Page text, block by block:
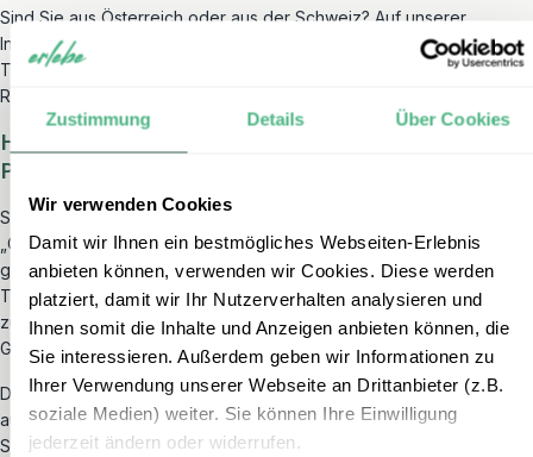
Zustimmung Details Über Cookies
Wir verwenden Cookies
Damit wir Ihnen ein bestmögliches Webseiten-Erlebnis
anbieten können, verwenden wir Cookies. Diese werden
platziert, damit wir Ihr Nutzerverhalten analysieren und
Ihnen somit die Inhalte und Anzeigen anbieten können, die
Sie interessieren. Außerdem geben wir Informationen zu
Ihrer Verwendung unserer Webseite an Drittanbieter (z.B.
soziale Medien) weiter. Sie können Ihre Einwilligung
jederzeit ändern oder widerrufen.
Sind Sie aus Österreich oder aus der Schweiz? Auf unserer
Infoseite für
finden Sie weitere
Tipps und Hinweise zu den Themen Sicherungsschein,
Reiseversicherung, Visum, Flüge und Bezahlung Ihrer Reise.
Hinweis auf die neue Online-Streitbeilegungs-
Plattform der EU (kurz: „OS-Plattform“)
Seit kurzem hat die neue Online-Streitbeilegungs-Plattform, kurz:
„OS-Plattform“, ihren Betrieb aufgenommen. Diese Plattform kann
genutzt werden, um Verbrauchern sowie auch Unternehmen der
Touristik-Branche eine Möglichkeit der alternativen Streitbeilegung
zu bieten, welche einfacher und billiger ist als der Weg zum
Gericht.
Diese Plattform wurde von der EU-Kommission entwickelt und wird
auch von dieser betrieben. Unter dem folgendenLinkgelangen
Sie zu der Plattform.